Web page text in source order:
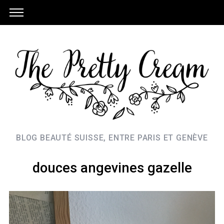
BLOG BEAUTÉ SUISSE, ENTRE PARIS ET GENÈVE
douces angevines gazelle